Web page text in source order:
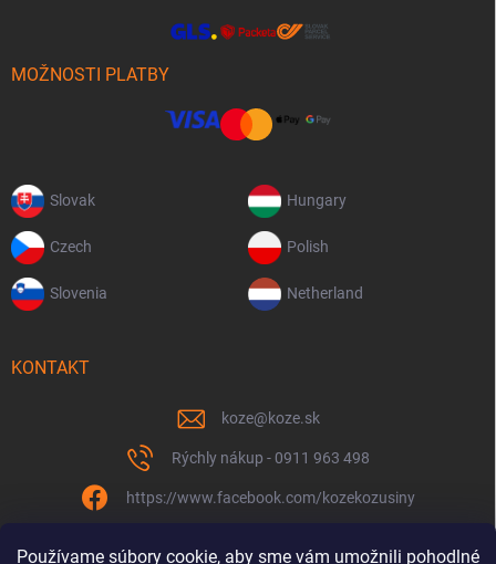
Používame súbory cookie, aby sme vám umožnili pohodlné
MOŽNOSTI PLATBY
Slovak Hungary
Czech Polish
Slovenia Netherland
KONTAKT
koze@koze.sk
Rýchly nákup - 0911 963 498
https://www.facebook.com/kozekozusiny